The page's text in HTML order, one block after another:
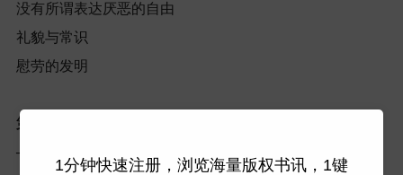
没有所谓表达厌恶的自由
礼貌与常识
慰劳的发明
第四章
──
1分钟快速注册，浏览海量版权书讯，1键